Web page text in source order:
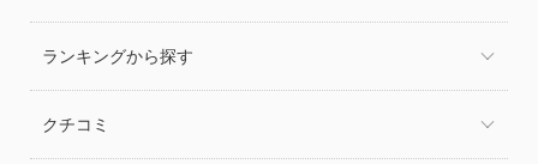
ランキングから探す
クチコミ